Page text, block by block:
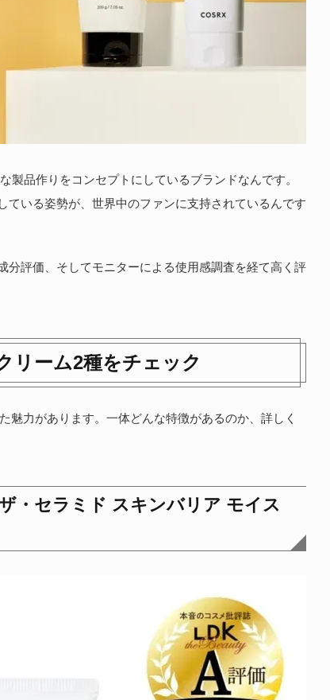
製品作りをコンセプトにしているブランドなんです。
いる姿勢が、世界中のファンに支持されているんです
評価、そしてモニターによる使用感調査を経て高く評
リーム2種をチェック
魅力があります。一体どんな特徴があるのか、詳しく
・セラミド スキンバリア モイス